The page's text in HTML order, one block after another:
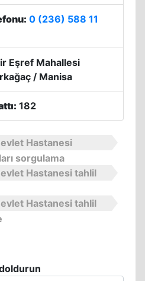
0 (236) 588 11
Eşref Mahallesi
/ Manisa
182
Hastanesi
sorgulama
Hastanesi tahlil
Hastanesi tahlil